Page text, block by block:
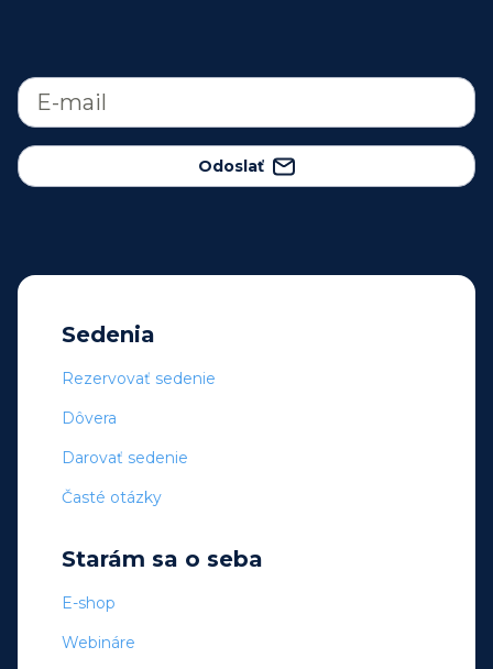
Odoslať
Sedenia
Rezervovať sedenie
Dôvera
Darovať sedenie
Časté otázky
Starám sa o seba
E-shop
Webináre